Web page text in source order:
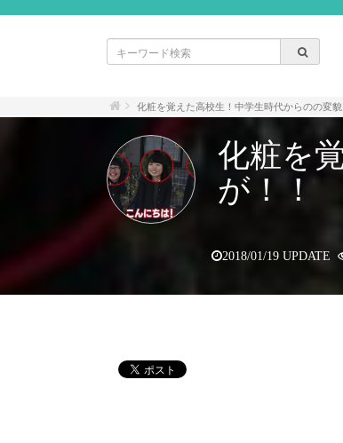
化粧を覚えた高校生！中学生時代からのの変貌
化粧を
が！！
2018/01/19 UPDATE